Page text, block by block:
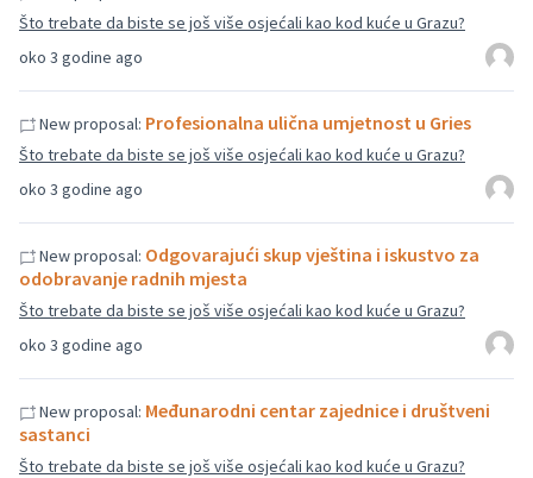
oko 3 godine ago
Što trebate da biste se još više osjećali kao kod kuće u Grazu?
oko 3 godine ago
New proposal: Profesionalna ulična umjetnost u Gries
Što trebate da biste se još više osjećali kao kod kuće u Grazu?
oko 3 godine ago
New proposal: Odgovarajući skup vještina i iskustvo za
odobravanje radnih mjesta
Što trebate da biste se još više osjećali kao kod kuće u Grazu?
New proposal: Međunarodni centar zajednice i društveni
sastanci
Što trebate da biste se još više osjećali kao kod kuće u Grazu?